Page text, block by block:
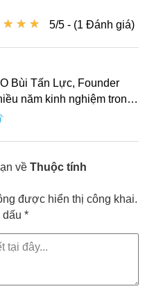
★ ★ ★
★ ★ ★ 5/5 - (1 Đánh giá)
Bùi Tấn Lực, Founder
năm kinh nghiệm trong
website, SEO và chia sẻ
về Thuộc tính
được hiển thị công khai.
*